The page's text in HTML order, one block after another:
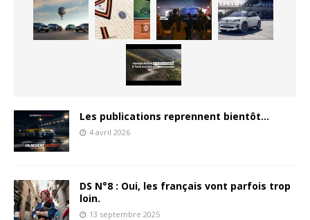
Les publications reprennent bientôt…
4 avril 2026
DS N°8 : Oui, les français vont parfois trop
loin.
13 septembre 2025